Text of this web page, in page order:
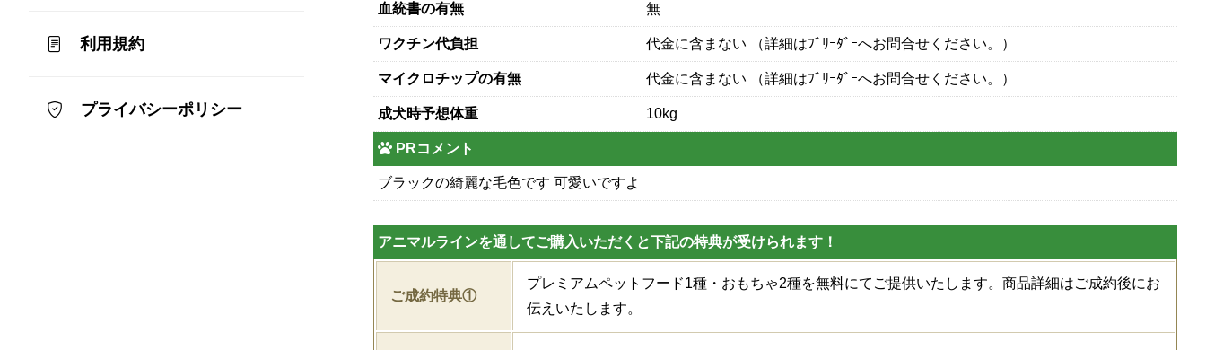
血統書の有無 無
ワクチン代負担 代金に含まない （詳細はﾌﾞﾘｰﾀﾞｰへお問合せください。）
マイクロチップの有無 代金に含まない （詳細はﾌﾞﾘｰﾀﾞｰへお問合せください。）
成犬時予想体重 10kg
PRコメント
ブラックの綺麗な毛色です 可愛いですよ
アニマルラインを通してご購入いただくと下記の特典が受けられます！
ご成約特典①
プレミアムペットフード1種・おもちゃ2種を無料にてご提供いたします。商品詳細はご成約後にお
伝えいたします。
利用規約
プライバシーポリシー